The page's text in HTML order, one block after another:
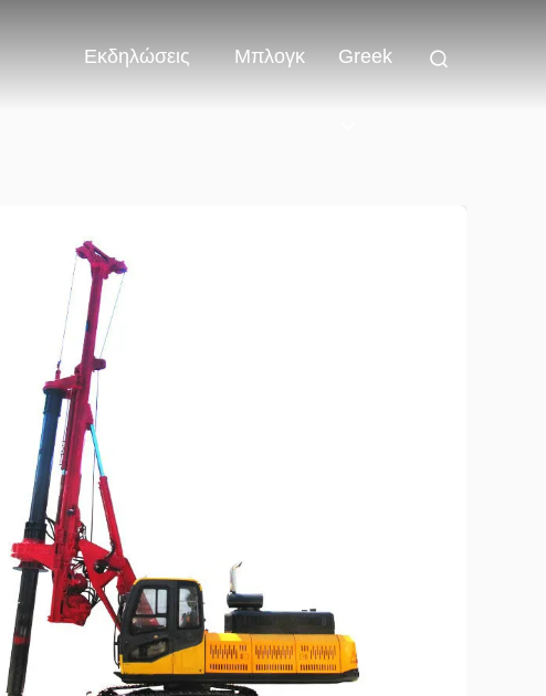
Εκδηλώσεις Μπλογκ Greek